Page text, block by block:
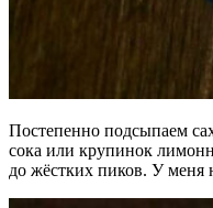
Постепенно подсыпаем
сока или крупинок
до жёстких пиков. У меня